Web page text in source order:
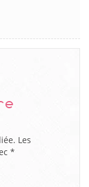
Les
*